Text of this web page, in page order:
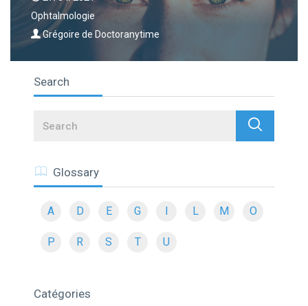
Ophtalmologie
Grégoire de Doctoranytime
Search
Search
Glossary
A D E G L M O
P R S T U
Catégories